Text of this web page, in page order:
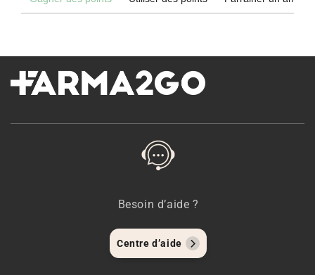
Besoin d’aide ?
Centre d’aide